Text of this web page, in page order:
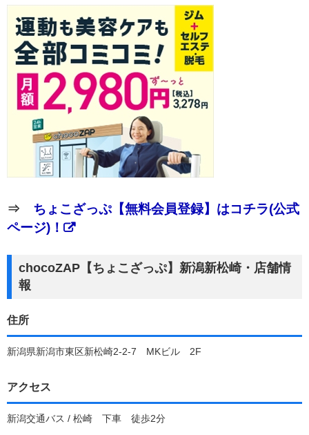
⇒ ちょこざっぷ【無料会員登録】はコチラ(公式
ページ)！
chocoZAP【ちょこざっぷ】新潟新松崎・店舗情
報
住所
新潟県新潟市東区新松崎2-2-7 MKビル 2F
アクセス
新潟交通バス / 松崎 下車 徒歩2分